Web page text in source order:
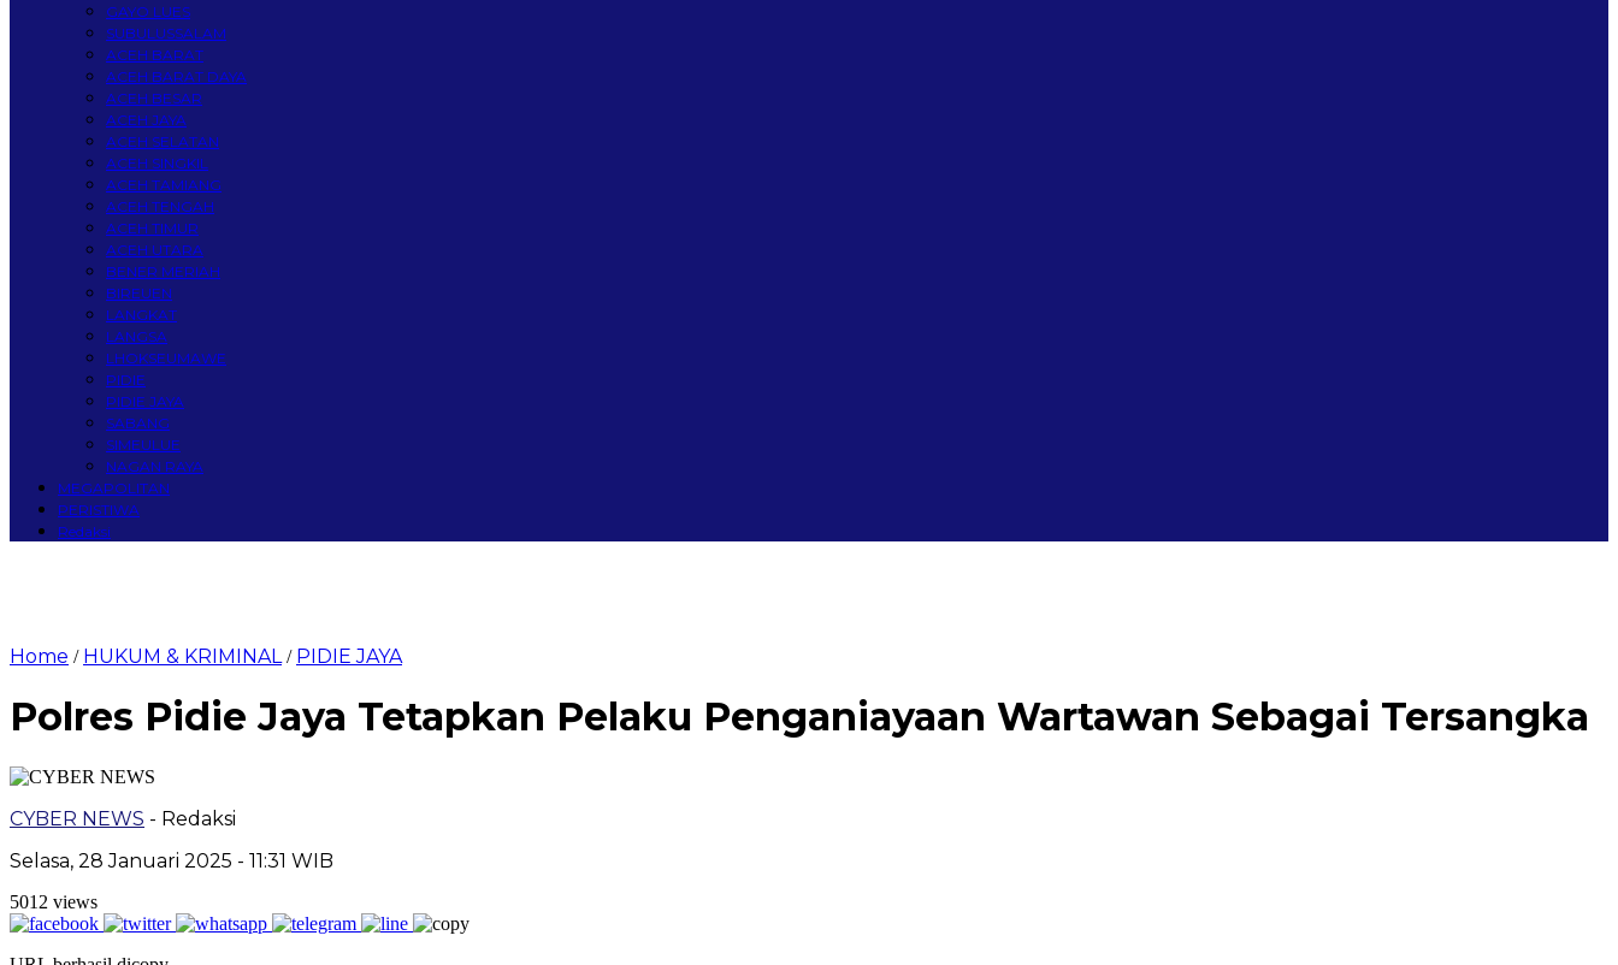
GAYO LUES
SUBULUSSALAM
ACEH BARAT
ACEH BARAT DAYA
ACEH BESAR
ACEH JAYA
ACEH SELATAN
ACEH SINGKIL
ACEH TAMIANG
ACEH TENGAH
ACEH TIMUR
ACEH UTARA
BENER MERIAH
BIREUEN
LANGKAT
LANGSA
LHOKSEUMAWE
PIDIE
PIDIE JAYA
SABANG
SIMEULUE
NAGAN RAYA
MEGAPOLITAN
PERISTIWA
Redaksi
Home / HUKUM & KRIMINAL / PIDIE JAYA
Polres Pidie Jaya Tetapkan Pelaku Penganiayaan Wartawan Sebagai Tersangka
CYBER NEWS - Redaksi
Selasa, 28 Januari 2025 - 11:31 WIB
5012 views